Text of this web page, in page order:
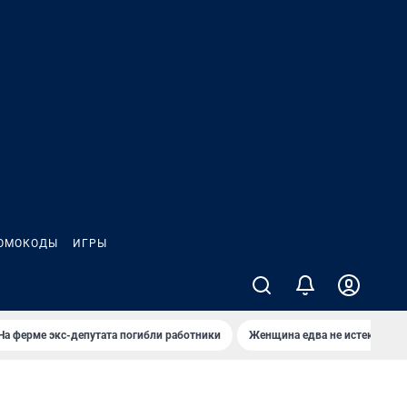
ИГРЫ
ферме экс-депутата погибли работники Женщина едва не истекла